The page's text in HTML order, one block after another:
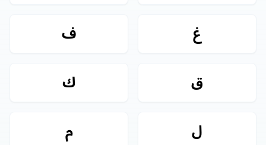
غ ف
ق ك
ل م